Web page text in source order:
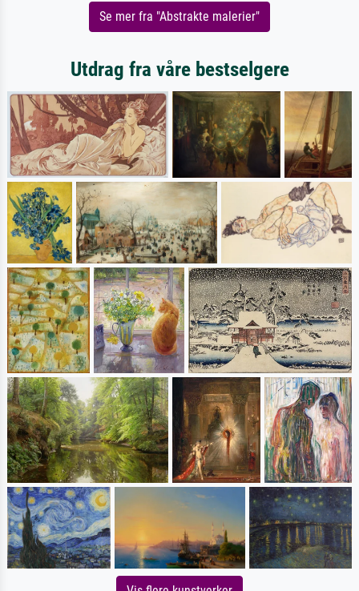
Se mer fra "Abstrakte malerier"
Utdrag fra våre bestselgere